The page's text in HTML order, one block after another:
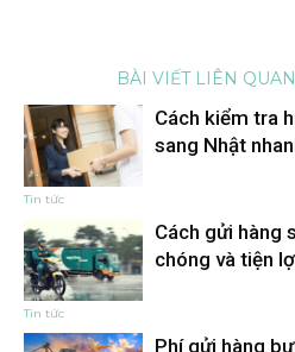
BÀI VIẾT LIÊN QUAN
Tin tức
Cách kiểm tra
sang Nhật
Tin tức
Cách gửi hàng
chóng và tiện
Phí gửi hàng